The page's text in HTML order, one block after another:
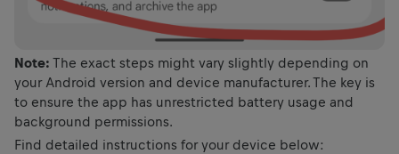
Note: The exact steps might vary slightly depending on
your Android version and device manufacturer. The key is
to ensure the app has unrestricted battery usage and
background permissions.
Find detailed instructions for your device below: